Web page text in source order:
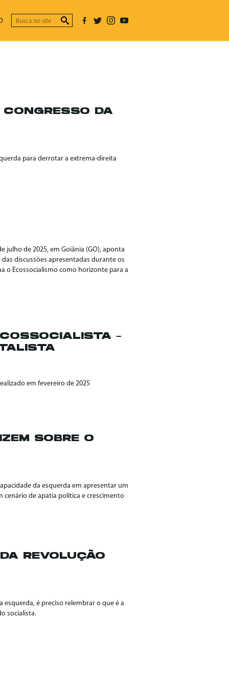
DA
para derrotar a extrema-direita
julho de 2025, em Goiânia (GO), aponta
discussões apresentadas durante os
o Ecossocialismo como horizonte para a
–
em fevereiro de 2025
SOBRE O
da esquerda em apresentar um
cenário de apatia política e crescimento
REVOLUÇÃO
é preciso relembrar o que é a
socialista.